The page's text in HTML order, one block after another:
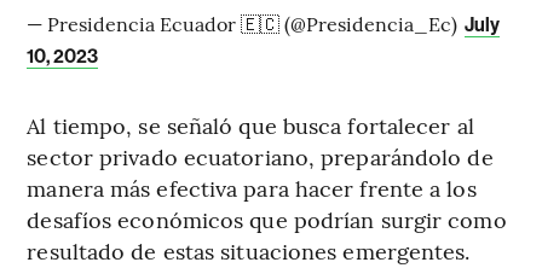
— Presidencia Ecuador 🇪🇨 (@Presidencia_Ec) July
10, 2023
Al tiempo, se señaló que busca fortalecer al
sector privado ecuatoriano, preparándolo de
manera más efectiva para hacer frente a los
desafíos económicos que podrían surgir como
resultado de estas situaciones emergentes.